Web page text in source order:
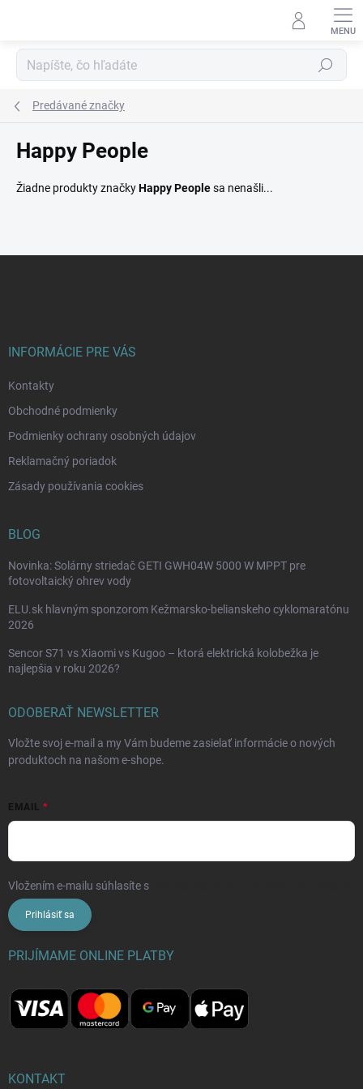
Hľadať
Predávané značky
Happy People
Žiadne produkty značkyHappy Peoplesa nenašli...
INFORMÁCIE PRE VÁS
Kontakty
Obchodné podmienky
Podmienky ochrany osobných údajov
Reklamačný poriadok
Zásady používania cookies
BLOG
Novinka: Solárny striedač GETI GWH04W 5000 W MPPT pre
fotovoltaický ohrev vody
ELU.sk hlavným sponzorom Kežmarsko-belianskeho cyklomaratónu
2026
Sencor S71 vs Xiaomi vs Kugoo – ktorá elektrická kolobežka je
najlepšia v roku 2026?
ODOBERAŤ NEWSLETTER
Vložte svoj e-mail a my Vám budeme zasielať informácie o nových
produktoch na našom e-shope.
EMAIL
Vložením e-mailu súhlasíte s
Prihlásiť sa
PRIJÍMAME ONLINE PLATBY
KONTAKT